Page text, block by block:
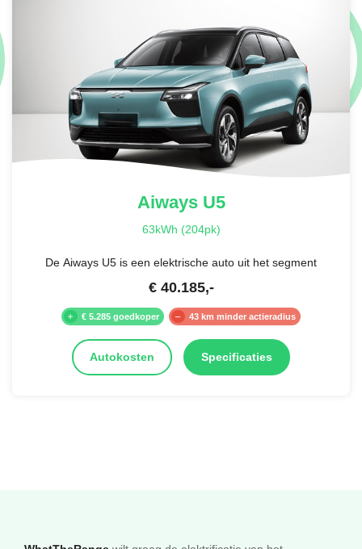
AiwaysU5
63kWh (204pk)
De Aiways U5 is een elektrische auto uit het segment
€ 40.185,-
€ 5.285 goedkoper 43 km minder actieradius
Autokosten Specificaties